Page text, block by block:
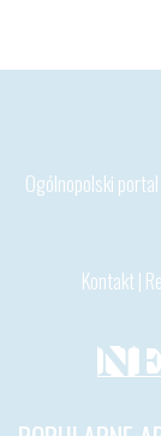
Ogólnopolski
Kontakt |